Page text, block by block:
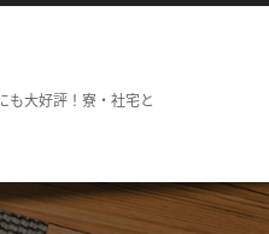
も大好評！寮・社宅と